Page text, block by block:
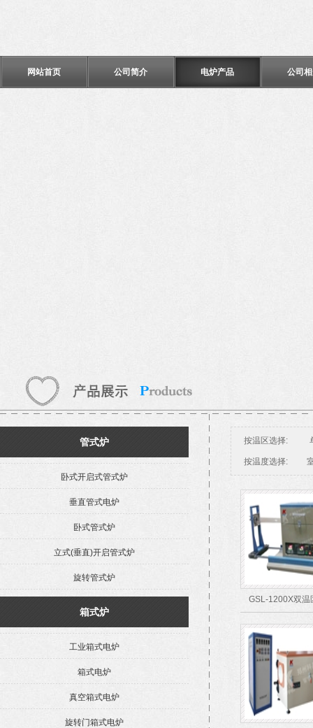
网站首页 公司简介 电炉产品 公司
管式炉
卧式开启式管式炉
垂直管式电炉
卧式管式炉
立式(垂直)开启管式炉
旋转管式炉
箱式炉
工业箱式电炉
箱式电炉
真空箱式电炉
旋转门箱式电炉
按温区选择:
按温度选择:
GSL-1200X双温